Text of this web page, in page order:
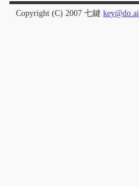
Copyright (C) 2007 七鍵key@do.ai